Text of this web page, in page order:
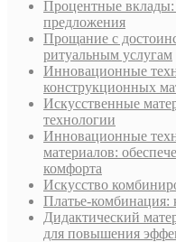
Процентные вклады:
предложения
Прощание с
ритуальным услугам
Инновационные
конструкционных
Искусственные
технологии
Инновационные
материалов:
комфорта
Искусство
Платье-комбинация:
Дидактический
для повышения